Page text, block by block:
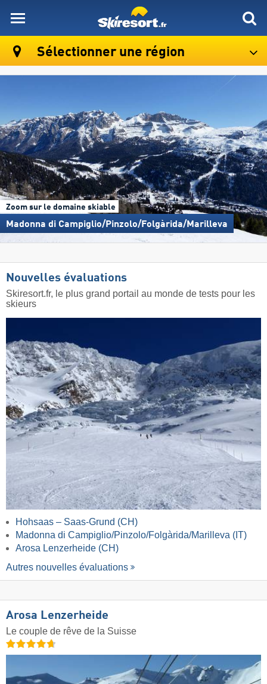
Sélectionner une région
Zoom sur le domaine skiable
Madonna di Campiglio/​Pinzolo/​Folgàrida/​Marilleva
Nouvelles évaluations
Skiresort.fr, le plus grand portail au monde de tests pour les
skieurs
Hohsaas – Saas-Grund (CH)
Madonna di Campiglio/​Pinzolo/​Folgàrida/​Marilleva (IT)
Arosa Lenzerheide (CH)
Autres nouvelles évaluations
Arosa Lenzerheide
Le couple de rêve de la Suisse